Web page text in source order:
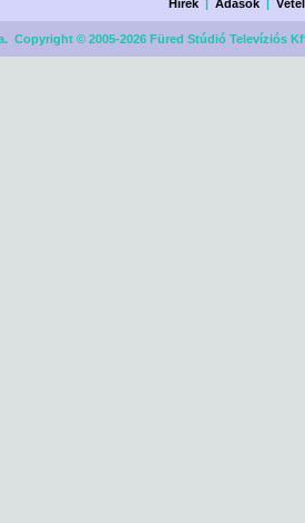
Hírek |Adások |
Copyright © 2005-2026 Füred Stúdió Televíziós